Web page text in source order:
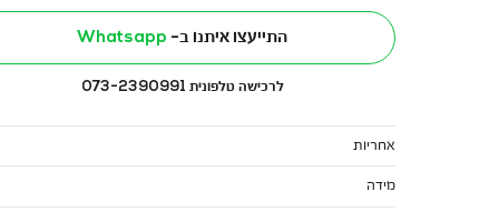
התייעצו איתנו ב- Whatsapp
לרכישה טלפונית 073-2390991
אחריות
מידה